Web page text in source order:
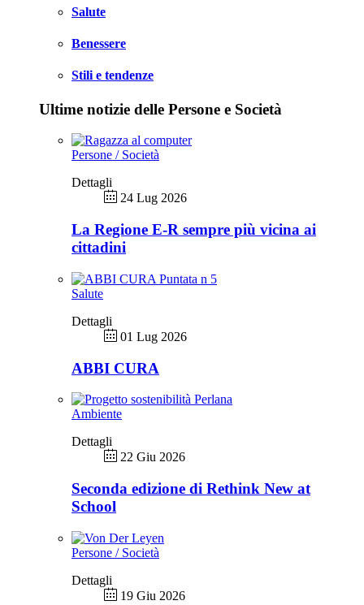
Salute
Benessere
Stili e tendenze
Ultime notizie delle Persone e Società
Persone / Società
Dettagli
24 Lug 2026
La Regione E-R sempre più vicina ai
cittadini
Salute
Dettagli
01 Lug 2026
ABBI CURA
Ambiente
Dettagli
22 Giu 2026
Seconda edizione di Rethink New at
School
Persone / Società
Dettagli
19 Giu 2026